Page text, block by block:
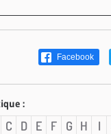
Facebook
:
C D E F G H I